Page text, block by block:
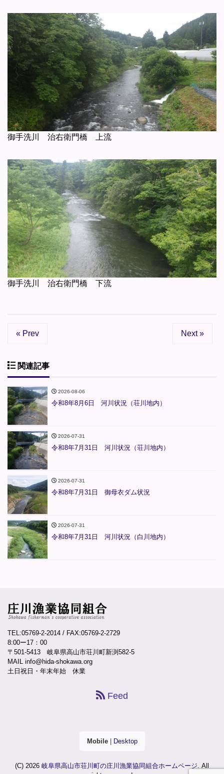
御手洗川 治右衛門橋 上流
御手洗川 治右衛門橋 下流
« Prev Next »
関連記事
2026-08-06
令和8年8月6日 河川状況（荘川地内）
2026-07-31
令和8年7月31日 河川状況（荘川地内）
2026-07-31
令和8年7月31日 御母衣ダム状況
2026-07-31
令和8年7月31日 河川状況（白川地内）
TEL:05769-2-2014 / FAX:05769-2-2729
8:00ー17：00
〒501-5413 岐阜県高山市荘川町新渕582-5
MAIL info@hida-shokawa.org
土日祝日・年末年始 休業
Feed
Mobile| Desktop
(C) 2026 岐阜県高山市荘川町の庄川漁業協同組合ホームページ. All